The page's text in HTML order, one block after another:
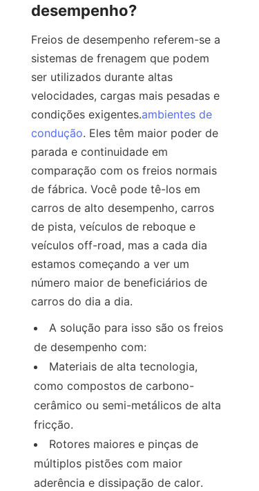
desempenho?
Freios de desempenho referem-se a
sistemas de frenagem que podem
ser utilizados durante altas
velocidades, cargas mais pesadas e
condições exigentes.ambientes de
condução. Eles têm maior poder de
parada e continuidade em
comparação com os freios normais
de fábrica. Você pode tê-los em
carros de alto desempenho, carros
de pista, veículos de reboque e
veículos off-road, mas a cada dia
estamos começando a ver um
número maior de beneficiários de
carros do dia a dia.
A solução para isso são os freios
de desempenho com:
Materiais de alta tecnologia,
como compostos de carbono-
cerâmico ou semi-metálicos de alta
fricção.
Rotores maiores e pinças de
múltiplos pistões com maior
aderência e dissipação de calor.